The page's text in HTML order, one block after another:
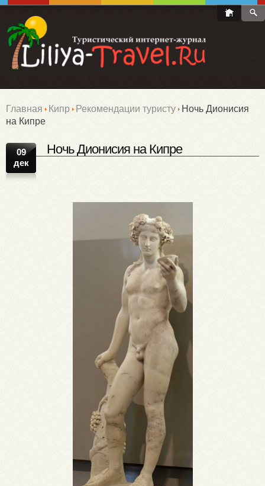
Главная Кипр Рекомендации туристу
Ночь Дионисия
на Кипре
09
дек
Ночь Дионисия на Кипре